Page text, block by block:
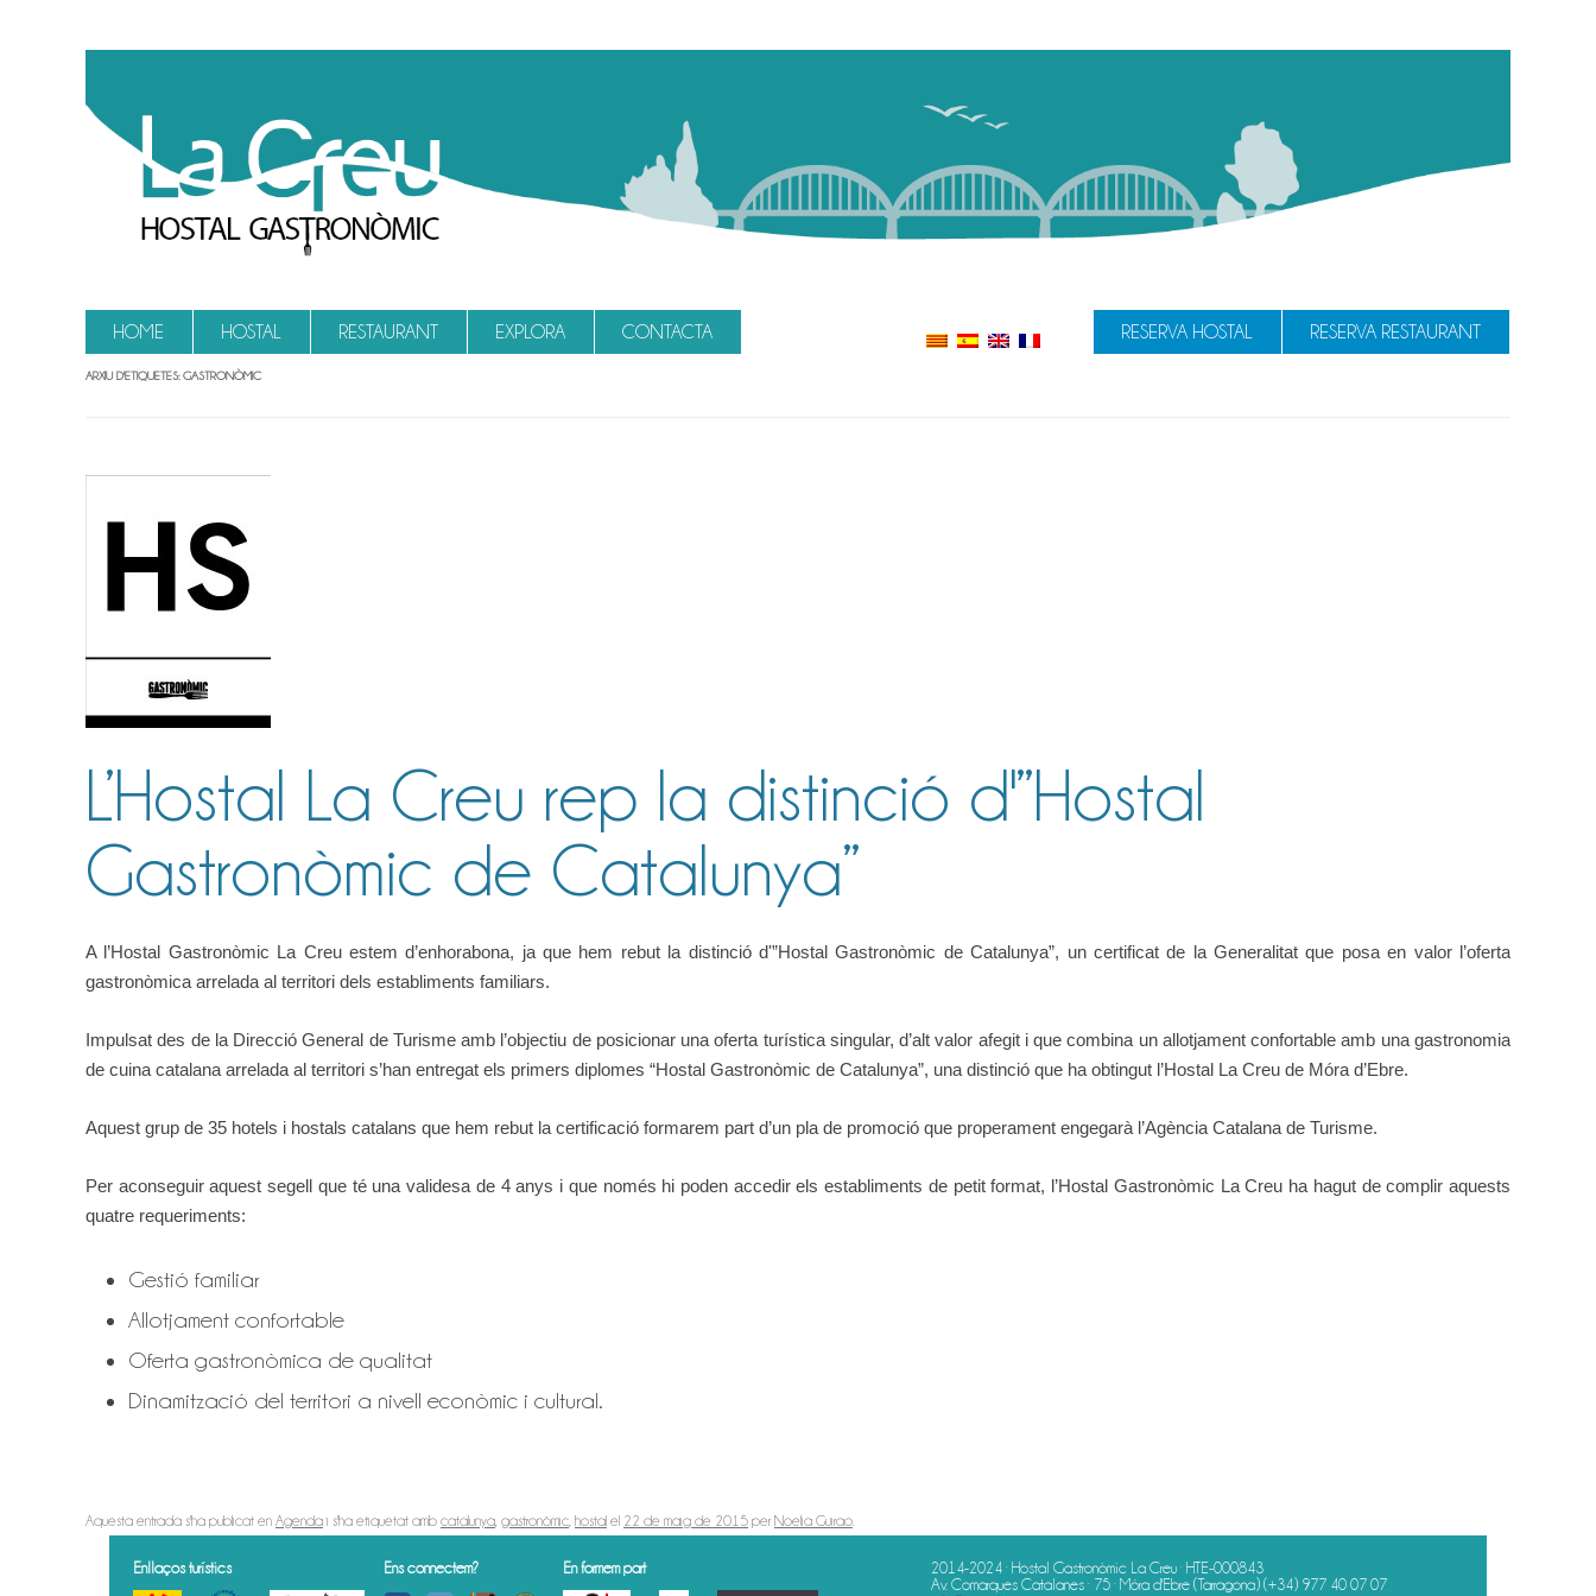
HOME HOSTAL RESTAURANT EXPLORA CONTACTA RESERVA RESTAURANT
RESERVA HOSTAL
ARXIU D'ETIQUETES:GASTRONÒMIC
L’Hostal La Creu rep la distinció d'”Hostal
Gastronòmic de Catalunya”
A l’Hostal Gastronòmic La Creu estem d’enhorabona, ja que hem rebut la distinció d'”Hostal Gastronòmic de Catalunya”, un certificat de la Generalitat que posa en valor l’oferta
gastronòmica arrelada al territori dels establiments familiars.
Impulsat des de la Direcció General de Turisme amb l’objectiu de posicionar una oferta turística singular, d’alt valor afegit i que combina un allotjament confortable amb una gastronomia
de cuina catalana arrelada al territori s’han entregat els primers diplomes “Hostal Gastronòmic de Catalunya”, una distinció que ha obtingut l’Hostal La Creu de Móra d’Ebre.
Aquest grup de 35 hotels i hostals catalans que hem rebut la certificació formarem part d’un pla de promoció que properament engegarà l’Agència Catalana de Turisme.
Per aconseguir aquest segell que té una validesa de 4 anys i que només hi poden accedir els establiments de petit format, l’Hostal Gastronòmic La Creu ha hagut de complir aquests
quatre requeriments:
Gestió familiar
Allotjament confortable
Oferta gastronòmica de qualitat
Dinamització del territori a nivell econòmic i cultural.
Aquesta entrada s'ha publicat en Agendai s'ha etiquetat amb catalunya gastronòmic hostal el 22 de maig de 2015 per Noelia Guirao
Enllaços turístics Ens connectem? En formem part
2014-2024 · Hostal Gastronòmic La Creu · HTE-000843
Av. Comarques Catalanes · 75 · Móra d'Ebre (Tarragona) (+34) 977 40 07 07